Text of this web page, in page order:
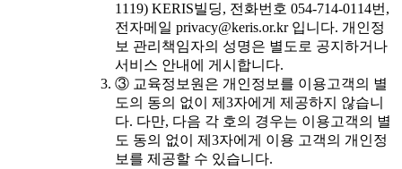
1119) KERIS빌딩, 전화번호 054-714-0114번,
전자메일 privacy@keris.or.kr 입니다. 개인정
보 관리책임자의 성명은 별도로 공지하거나
서비스 안내에 게시합니다.
③ 교육정보원은 개인정보를 이용고객의 별
도의 동의 없이 제3자에게 제공하지 않습니
다. 다만, 다음 각 호의 경우는 이용고객의 별
도 동의 없이 제3자에게 이용 고객의 개인정
보를 제공할 수 있습니다.